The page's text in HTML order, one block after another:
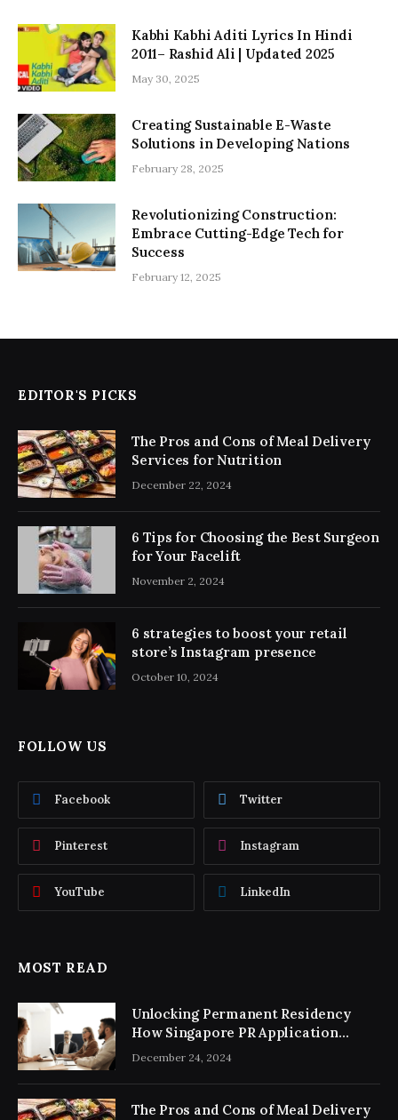
Kabhi Kabhi Aditi Lyrics In Hindi
2011– Rashid Ali | Updated 2025
May 30, 2025
Creating Sustainable E-Waste
Solutions in Developing Nations
February 28, 2025
Revolutionizing Construction:
Embrace Cutting-Edge Tech for
Success
February 12, 2025
EDITOR'S PICKS
The Pros and Cons of Meal Delivery
Services for Nutrition
December 22, 2024
6 Tips for Choosing the Best Surgeon
for Your Facelift
November 2, 2024
6 strategies to boost your retail
store’s Instagram presence
October 10, 2024
FOLLOW US
Facebook Twitter
Pinterest Instagram
YouTube LinkedIn
MOST READ
Unlocking Permanent Residency
How Singapore PR Application
Consultancy Simplifies the Process
December 24, 2024
The Pros and Cons of Meal Delivery